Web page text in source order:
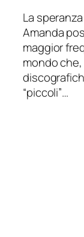
La
Amanda
maggior
mondo
“piccoli”…